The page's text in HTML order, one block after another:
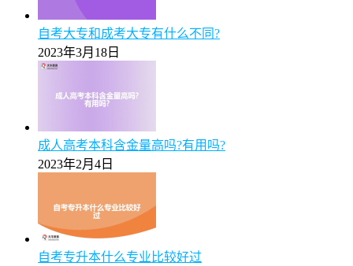
自考大专和成考大专有什么不同?
2023年3月18日
成人高考本科含金量高吗?有用吗?
2023年2月4日
自考专升本什么专业比较好过